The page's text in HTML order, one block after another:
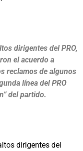
dirigentes del PRO,
el acuerdo a
reclamos de algunos
línea del PRO
del partido.
dirigentes del